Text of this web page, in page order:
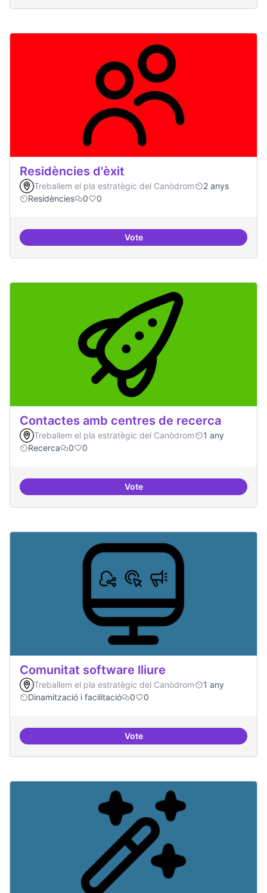
Residències d'èxit
Treballem el pla estratègic del Canòdrom
2 anys
Residències
0 0
VoteResidències d'èxit
Contactes amb centres de recerca
Treballem el pla estratègic del Canòdrom
1 any
Recerca
0 0
VoteContactes amb centres de
Comunitat software lliure
Treballem el pla estratègic del Canòdrom
1 any
Dinamització i facilitació
0 0
VoteComunitat software lliure